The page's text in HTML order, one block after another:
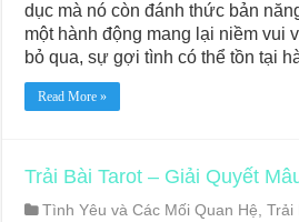
dục mà nó còn đánh thức bản
một hành động mang lại niềm vui
bỏ qua, sự gợi tình có thể tồn tại
Read More »
Trải Bài Tarot – Giải Quyết
Tình Yêu và Các Mối Quan Hệ,Trải